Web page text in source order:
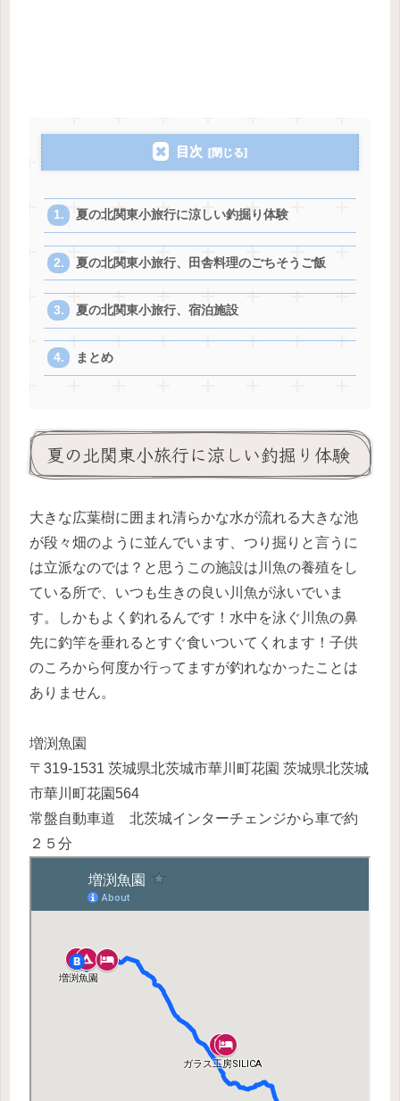
目次
夏の北関東小旅行に涼しい釣掘り体験
夏の北関東小旅行、田舎料理のごちそうご飯
夏の北関東小旅行、宿泊施設
まとめ
夏の北関東小旅行に涼しい釣掘り体験
大きな広葉樹に囲まれ清らかな水が流れる大きな池
が段々畑のように並んでいます、つり掘りと言うに
は立派なのでは？と思うこの施設は川魚の養殖をし
ている所で、いつも生きの良い川魚が泳いでいま
す。しかもよく釣れるんです！水中を泳ぐ川魚の鼻
先に釣竿を垂れるとすぐ食いついてくれます！子供
のころから何度か行ってますが釣れなかったことは
ありません。
増渕魚園
〒319-1531 茨城県北茨城市華川町花園 茨城県北茨城
市華川町花園564
常盤自動車道 北茨城インターチェンジから車で約
２５分